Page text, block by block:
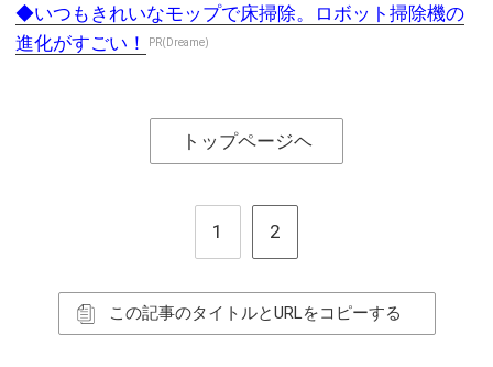
◆いつもきれいなモップで床掃除。ロボット掃除機の
進化がすごい！
PR(Dreame)
トップページヘ
1 2
この記事のタイトルとURLをコピーする